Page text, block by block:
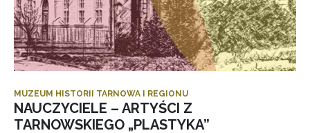
MUZEUM HISTORII TARNOWA I REGIONU
NAUCZYCIELE – ARTYŚCI Z
TARNOWSKIEGO „PLASTYKA”